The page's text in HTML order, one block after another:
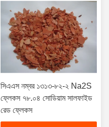
সিএএস নম্বর ১৩১৩-৮২-২ Na2S
ফ্লেকস ৭৮.০৪ সোডিয়াম সালফাইড
রেড ফ্লেকস